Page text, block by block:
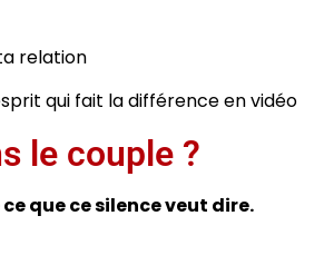
relation
qui fait la différence en vidéo
le couple ?
que ce silence veut dire.